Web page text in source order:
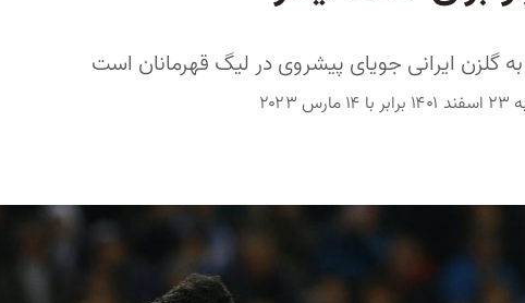
به گلزن ایرانی جویای پیشروی در لیگ قهرمانان است
سه شنبه ۲۳ اسفند ۱۴۰۱ برابر با ۱۴ مارس ۲۰۲۳